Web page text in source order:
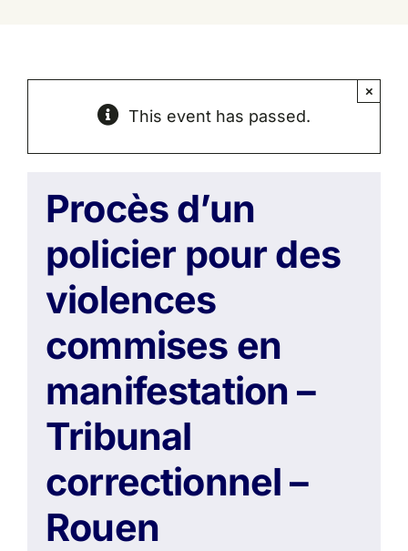
This event has passed.
×
Procès d’un
policier pour des
violences
commises en
manifestation –
Tribunal
correctionnel –
Rouen